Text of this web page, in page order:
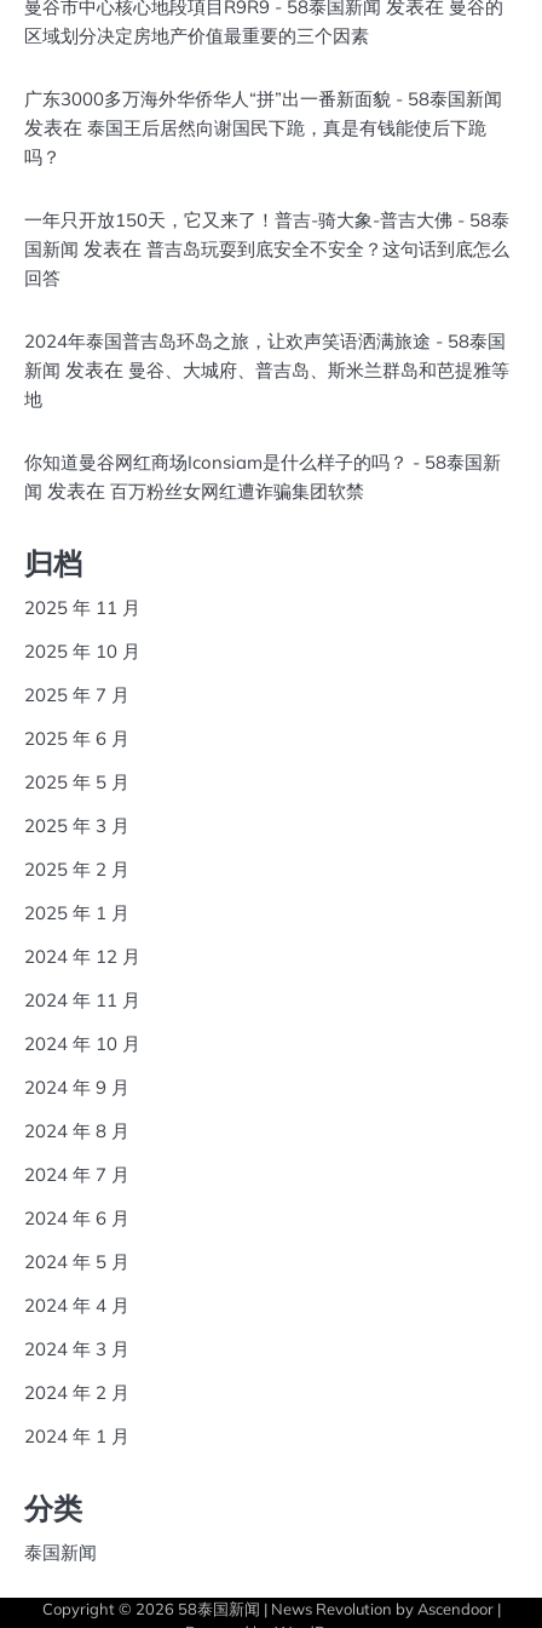
曼谷市中心核心地段項目R9R9 - 58泰国新闻 发表在 曼谷的
区域划分决定房地产价值最重要的三个因素
广东3000多万海外华侨华人“拼”出一番新面貌 - 58泰国新闻
发表在 泰国王后居然向谢国民下跪，真是有钱能使后下跪
吗？
一年只开放150天，它又来了！普吉-骑大象-普吉大佛 - 58泰
国新闻 发表在 普吉岛玩耍到底安全不安全？这句话到底怎么
回答
2024年泰国普吉岛环岛之旅，让欢声笑语洒满旅途 - 58泰国
新闻 发表在 曼谷、大城府、普吉岛、斯米兰群岛和芭提雅等
地
你知道曼谷网红商场Iconsiam是什么样子的吗？ - 58泰国新
闻 发表在 百万粉丝女网红遭诈骗集团软禁
归档
2025 年 11 月
2025 年 10 月
2025 年 7 月
2025 年 6 月
2025 年 5 月
2025 年 3 月
2025 年 2 月
2025 年 1 月
2024 年 12 月
2024 年 11 月
2024 年 10 月
2024 年 9 月
2024 年 8 月
2024 年 7 月
2024 年 6 月
2024 年 5 月
2024 年 4 月
2024 年 3 月
2024 年 2 月
2024 年 1 月
分类
泰国新闻
Copyright © 2026 58泰国新闻 | News Revolution byAscendoor|